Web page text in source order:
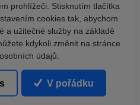
prohlížeči. Stisknutím tlačítka
cookies tak, abychom
a užitečné služby na základě
kdykoli změnit na stránce
údajů.
V pořádku